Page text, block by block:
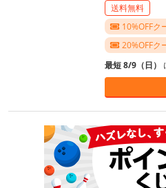
送料無料
10%OFFク
20%OFFク
最短 8/9（日）